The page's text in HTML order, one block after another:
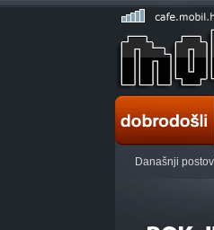
Današnji